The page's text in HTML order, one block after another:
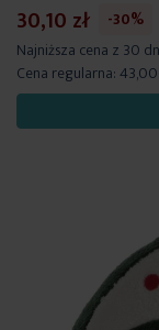
30,10 zł
-30%
Najniższa cena z 30
Cena regularna: